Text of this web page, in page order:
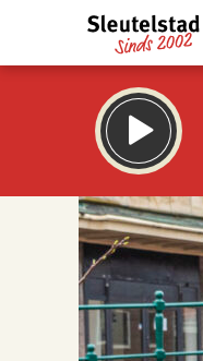
17.00
Inklappen